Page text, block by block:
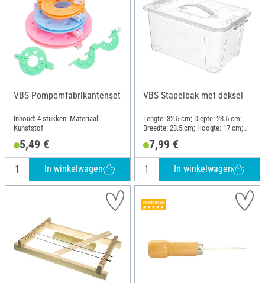
VBS Pompomfabrikantenset
Inhoud: 4 stukken; Materiaal:
Kunststof
5,49 €
In winkelwagen
VBS Stapelbak met deksel
Lengte: 32.5 cm; Diepte: 23.5 cm;
Breedte: 23.5 cm; Hoogte: 17 cm;
7,99 €
In winkelwagen